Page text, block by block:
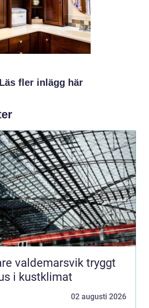
Läs fler inlägg här
valdemarsvik tryggt
i kustklimat
02 augusti 2026